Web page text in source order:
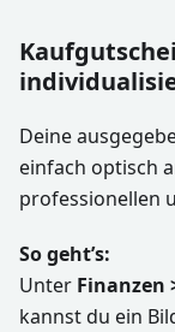
Deine
einfach optisch
professionellen
So geht’s:
Unter Finanzen
kannst du ein